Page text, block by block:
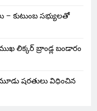
– కుటుంబ సభ్యులతో
లిక్కర్ బ్రాండ్ల బండారం
షరతులు విధించిన